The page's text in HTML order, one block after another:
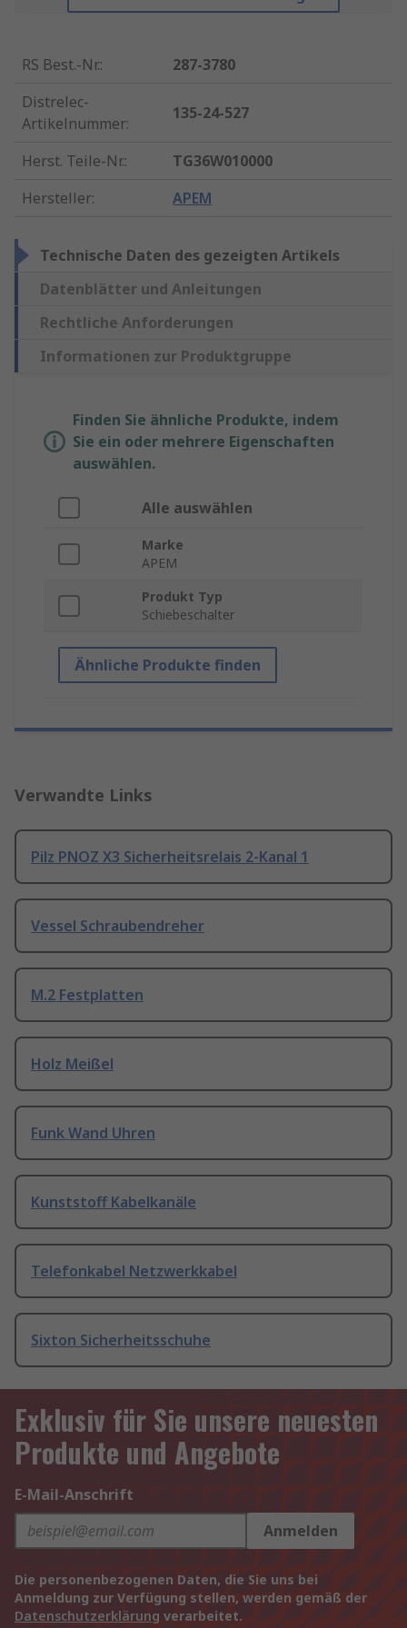
RS Best.-Nr.:
287-3780
Distrelec-
Artikelnummer:
135-24-527
Herst. Teile-Nr.:
TG36W010000
Hersteller: APEM
Technische Daten des gezeigten Artikels
Datenblätter und Anleitungen
Rechtliche Anforderungen
Informationen zur Produktgruppe
Finden Sie ähnliche Produkte, indem
Sie ein oder mehrere Eigenschaften
auswählen.
Alle auswählen
Marke
APEM
Produkt Typ
Schiebeschalter
Ähnliche Produkte finden
Verwandte Links
Pilz PNOZ X3 Sicherheitsrelais 2-Kanal 1
Vessel Schraubendreher
M.2 Festplatten
Holz Meißel
Funk Wand Uhren
Kunststoff Kabelkanäle
Telefonkabel Netzwerkkabel
Sixton Sicherheitsschuhe
Exklusiv für Sie unsere neuesten
Produkte und Angebote
E-Mail-Anschrift
Anmelden
Die personenbezogenen Daten, die Sie uns bei
Anmeldung zur Verfügung stellen, werden gemäß der
Datenschutzerklärung verarbeitet.